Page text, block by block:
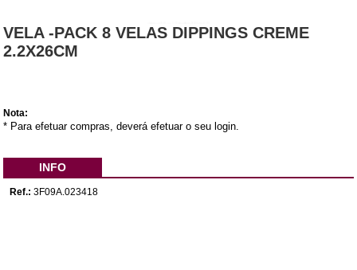
VELA -PACK 8 VELAS DIPPINGS CREME
2.2X26CM
Nota:
* Para efetuar compras, deverá efetuar o seu login.
INFO
Ref.: 3F09A.023418